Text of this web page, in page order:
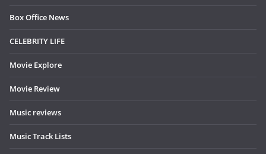
Box Office News
CELEBRITY LIFE
Movie Explore
Movie Review
Music reviews
Music Track Lists